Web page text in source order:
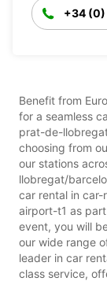
+34
Benefit from
for a seamless
prat-de-
choosing from
our stations
llobregat/
car rental in
airport-t1 as
event, you will
our wide range
leader in car
class service,